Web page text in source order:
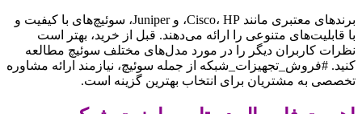
برندهای معتبری مانند Cisco، HP، و Juniper، سوئیچ‌های با کیفیت و
با قابلیت‌های متنوعی را ارائه می‌دهند. قبل از خرید، بهتر است
نظرات کاربران دیگر را در مورد مدل‌های مختلف سوئیچ مطالعه
کنید. #فروش_تجهیزات_شبکه از جمله سوئیچ، نیازمند ارائه مشاوره
تخصصی به مشتریان برای انتخاب بهترین گزینه است.